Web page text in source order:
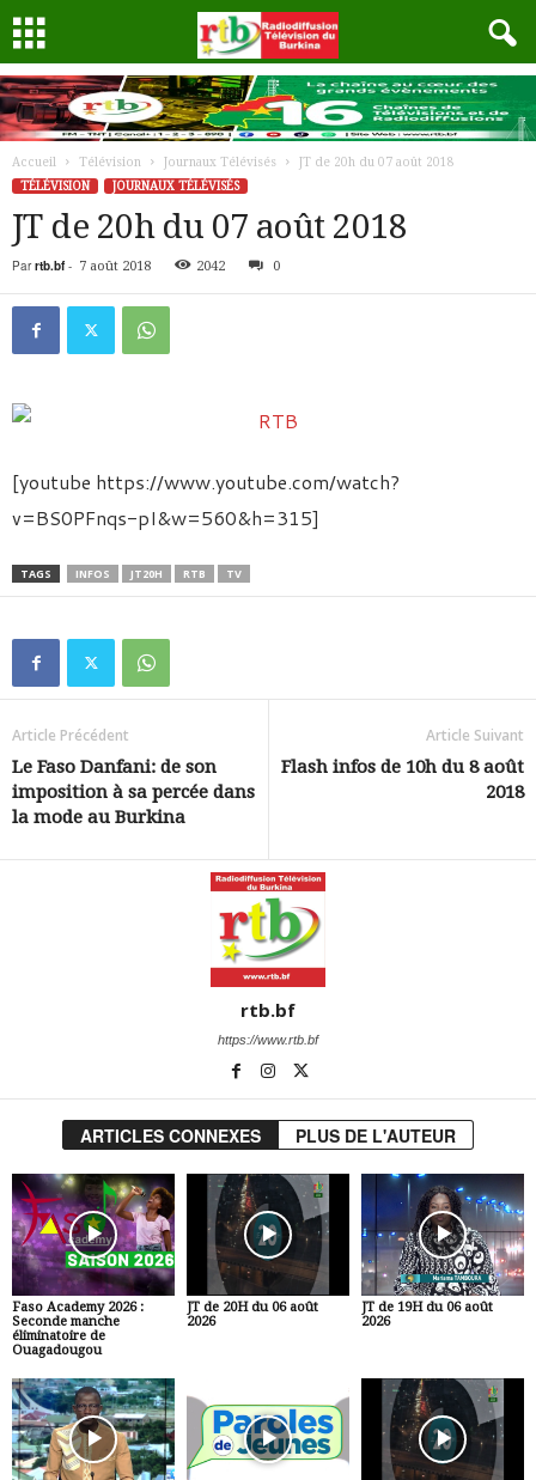
Accueil Télévision Journaux Télévisés
JT de 20h du 07 août 2018
TÉLÉVISION
JOURNAUX TÉLÉVISÉS
JT de 20h du 07 août 2018
Par rtb.bf- 7 août 2018 2042 0
[youtube https://www.youtube.com/watch?
v=BS0PFnqs-pI&w=560&h=315]
TAGS INFOS JT20H RTB TV
Article Précédent
Le Faso Danfani: de son
imposition à sa percée dans
la mode au Burkina
Article Suivant
Flash infos de 10h du 8 août
2018
rtb.bf
https://www.rtb.bf
ARTICLES CONNEXES PLUS DE L'AUTEUR
Faso Academy 2026 :
Seconde manche
éliminatoire de
Ouagadougou
JT de 20H du 06 août
2026
JT de 19H du 06 août
2026